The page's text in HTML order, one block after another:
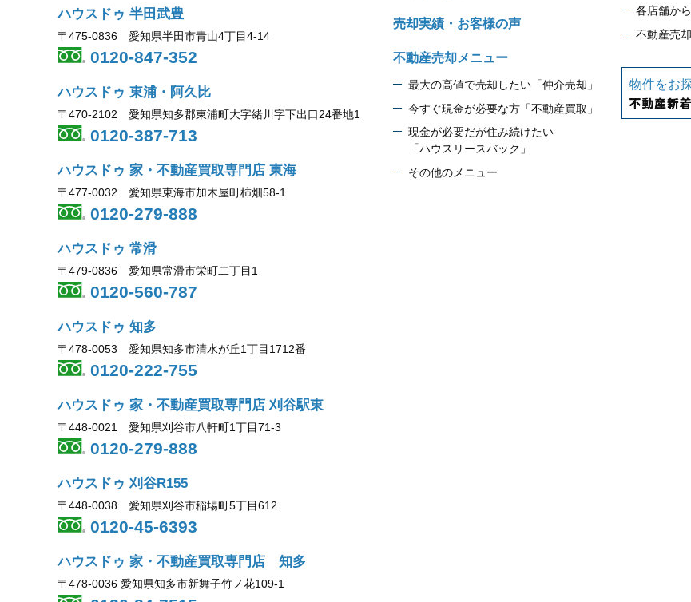
ハウスドゥ 半田武豊
〒475-0836 愛知県半田市青山4丁目4-14
0120-847-352
ハウスドゥ 東浦・阿久比
〒470-2102 愛知県知多郡東浦町大字緒川字下出口24番地1
0120-387-713
ハウスドゥ 家・不動産買取専門店 東海
〒477-0032 愛知県東海市加木屋町柿畑58-1
0120-279-888
ハウスドゥ 常滑
〒479-0836 愛知県常滑市栄町二丁目1
0120-560-787
ハウスドゥ 知多
〒478-0053 愛知県知多市清水が丘1丁目1712番
0120-222-755
ハウスドゥ 家・不動産買取専門店 刈谷駅東
〒448-0021 愛知県刈谷市八軒町1丁目71-3
0120-279-888
ハウスドゥ 刈谷R155
〒448-0038 愛知県刈谷市稲場町5丁目612
0120-45-6393
ハウスドゥ 家・不動産買取専門店 知多
〒478-0036 愛知県知多市新舞子竹ノ花109-1
売却実績・お客様の声
不動産売却メニュー
最大の高値で売却したい「仲介売却」
今すぐ現金が必要な方「不動産買取」
現金が必要だが住み続けたい
「ハウスリースバック」
その他のメニュー
各店舗か
不動産売
物件をお